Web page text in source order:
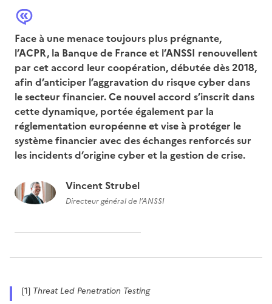
Face à une menace toujours plus prégnante,
l’ACPR, la Banque de France et l’ANSSI renouvellent
par cet accord leur coopération, débutée dès 2018,
afin d’anticiper l’aggravation du risque cyber dans
le secteur financier. Ce nouvel accord s’inscrit dans
cette dynamique, portée également par la
réglementation européenne et vise à protéger le
système financier avec des échanges renforcés sur
les incidents d’origine cyber et la gestion de crise.
Vincent Strubel
Directeur général de l’ANSSI
[1] Threat Led Penetration Testing